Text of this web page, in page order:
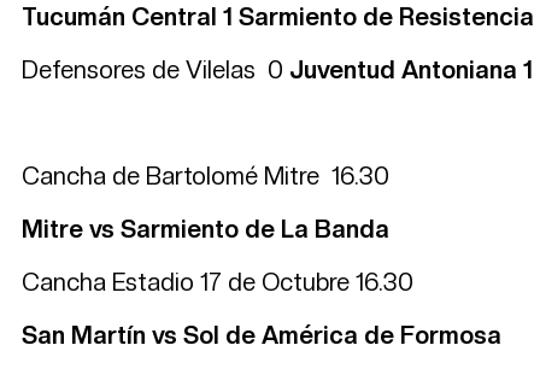
Tucumán Central 1 Sarmiento de Resistencia
Defensores de Vilelas 0 Juventud Antoniana 1
Cancha de Bartolomé Mitre 16.30
Mitre vs Sarmiento de La Banda
Cancha Estadio 17 de Octubre 16.30
San Martín vs Sol de América de Formosa